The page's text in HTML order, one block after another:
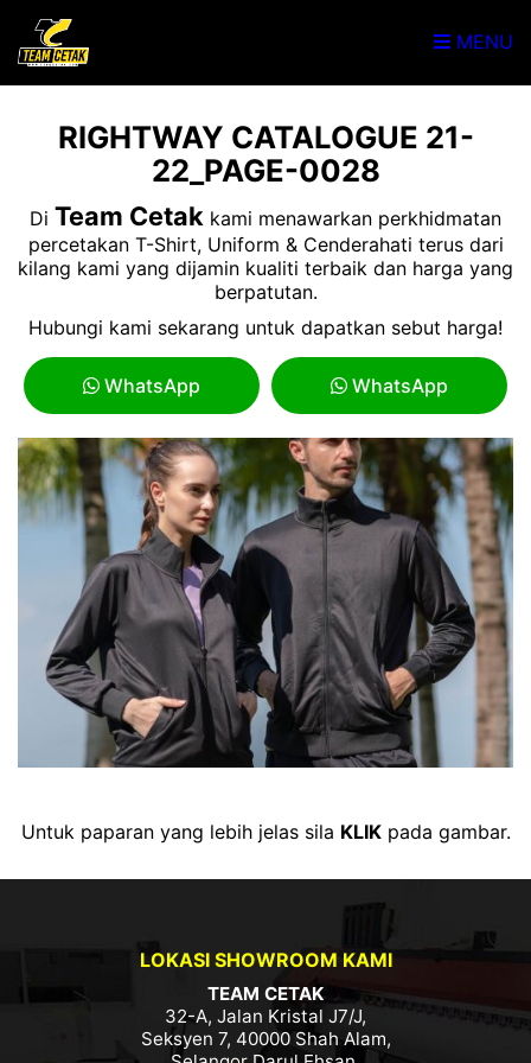
MENU
RIGHTWAY CATALOGUE 21-
22_PAGE-0028
Di Team Cetak kami menawarkan perkhidmatan
percetakan T-Shirt, Uniform & Cenderahati terus dari
kilang kami yang dijamin kualiti terbaik dan harga yang
berpatutan.
Hubungi kami sekarang untuk dapatkan sebut harga!
WhatsApp WhatsApp
Untuk paparan yang lebih jelas sila KLIKpada gambar.
LOKASI SHOWROOM KAMI
TEAM CETAK
32-A, Jalan Kristal J7/J,
Seksyen 7, 40000 Shah Alam,